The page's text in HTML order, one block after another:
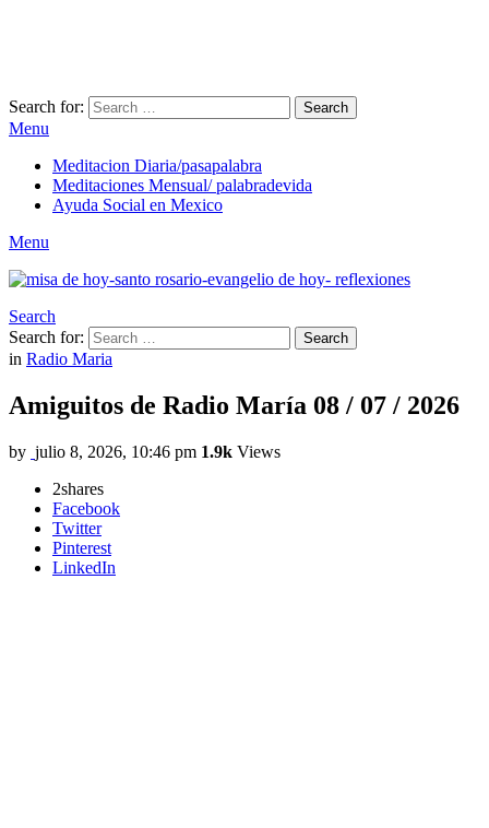
Search for: Search
Menu
Meditacion Diaria/pasapalabra
Meditaciones Mensual/ palabradevida
Ayuda Social en Mexico
Menu
Search
Search for:
Search
in Radio Maria
Amiguitos de Radio María 08 / 07 / 2026
by julio 8, 2026, 10:46 pm 1.9k Views
2shares
Facebook
Twitter
Pinterest
LinkedIn